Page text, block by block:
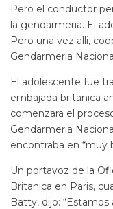
Pero el conductor
la gendarmeria. El
Pero una vez alli,
Gendarmeria
El adolescente fue
embajada britanica
comenzara el
Gendarmeria
encontraba en “muy
Un portavoz de la
Britanica en Paris,
Batty, dijo: